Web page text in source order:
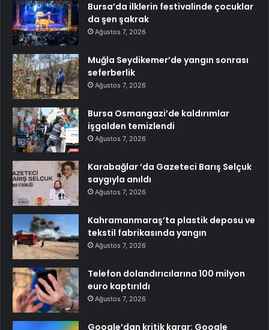
Bursa’da ilklerin festivalinde çocuklar
da şen şakrak
Ağustos 7, 2026
Muğla Seydikemer’de yangın sonrası
seferberlik
Ağustos 7, 2026
Bursa Osmangazi’de kaldırımlar
işgalden temizlendi
Ağustos 7, 2026
Karabağlar ‘da Gazeteci Barış Selçuk
saygıyla anıldı
Ağustos 7, 2026
Kahramanmaraş’ta plastik deposu ve
tekstil fabrikasında yangın
Ağustos 7, 2026
Telefon dolandırıcılarına 100 milyon
euro kaptırıldı
Ağustos 7, 2026
Google’dan kritik karar: Google